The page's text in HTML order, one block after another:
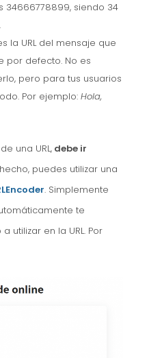
34666778899, siendo 34
la URL del mensaje que
por defecto. No es
pero para tus usuarios
Por ejemplo:Hola,
una URL, debe ir
puedes utilizar una
. Simplemente
te
utilizar en la URL. Por